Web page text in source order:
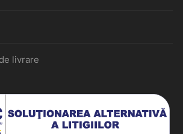
livrare